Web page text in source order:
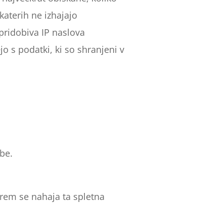
ne izhajajo
IP naslova
s podatki, ki so shranjeni v
se nahaja ta spletna